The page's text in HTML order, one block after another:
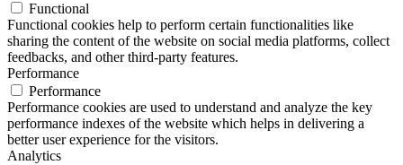
Functional
Functional cookies help to perform certain functionalities like
sharing the content of the website on social media platforms, collect
feedbacks, and other third-party features.
Performance
Performance
Performance cookies are used to understand and analyze the key
performance indexes of the website which helps in delivering a
better user experience for the visitors.
Analytics